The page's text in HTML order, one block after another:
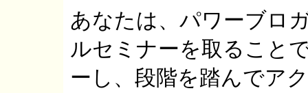
あなたは、パワーブロ
ルセミナーを取ること
ーし、段階を踏んでア